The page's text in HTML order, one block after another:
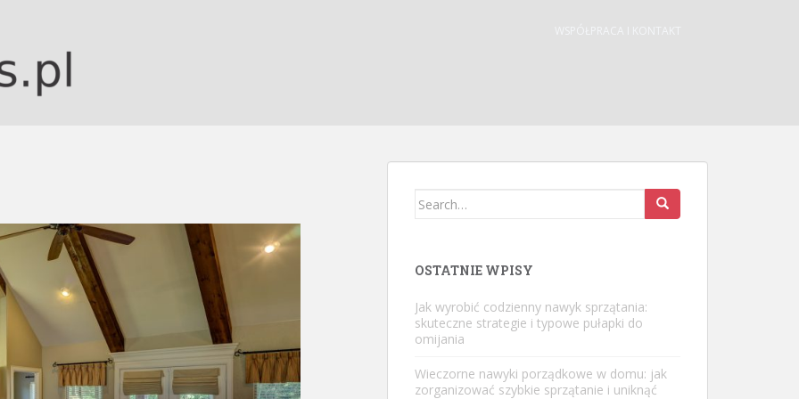
WSPÓŁPRACA I KONTAKT
Search
OSTATNIE WPISY
Jak wyrobić codzienny nawyk sprzątania:
skuteczne strategie i typowe pułapki do
omijania
Wieczorne nawyki porządkowe w domu: jak
zorganizować szybkie sprzątanie i uniknąć